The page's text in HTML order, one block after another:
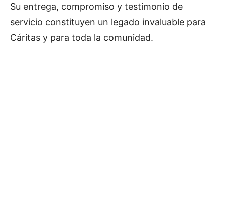
Su entrega, compromiso y testimonio de
servicio constituyen un legado invaluable para
Cáritas y para toda la comunidad.